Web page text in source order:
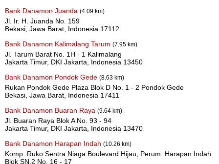
Bank Danamon Juanda (4.09 km)
Jl. Ir. H. Juanda No. 159
Bekasi, Jawa Barat, Indonesia 17112
Bank Danamon Kalimalang Tarum (7.95 km)
Jl. Tarum Barat No. 1H - 1 Kalimalang
Jakarta Timur, DKI Jakarta, Indonesia 13450
Bank Danamon Pondok Gede (8.63 km)
Rukan Pondok Gede Plaza Blok D No. 1 - 2 Pondok Gede
Bekasi, Jawa Barat, Indonesia 17411
Bank Danamon Buaran Raya (9.64 km)
Jl. Buaran Raya Blok A No. 93 - 94
Jakarta Timur, DKI Jakarta, Indonesia 13470
Bank Danamon Harapan Indah (10.26 km)
Komp. Ruko Sentra Niaga Boulevard Hijau, Perum. Harapan Indah
Blok SN.2 No. 16 - 17